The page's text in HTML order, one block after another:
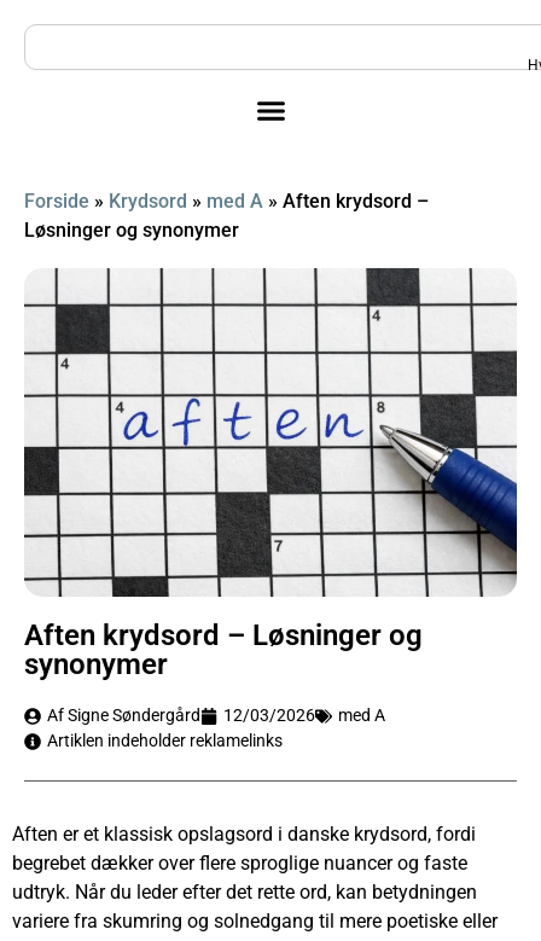
Forside » Krydsord » med A » Aften krydsord –
Løsninger og synonymer
Aften krydsord – Løsninger og
synonymer
Af Signe Søndergård 12/03/2026
med A
Artiklen indeholder reklamelinks
Aften er et klassisk opslagsord i danske krydsord, fordi
begrebet dækker over flere sproglige nuancer og faste
udtryk. Når du leder efter det rette ord, kan betydningen
variere fra skumring og solnedgang til mere poetiske eller